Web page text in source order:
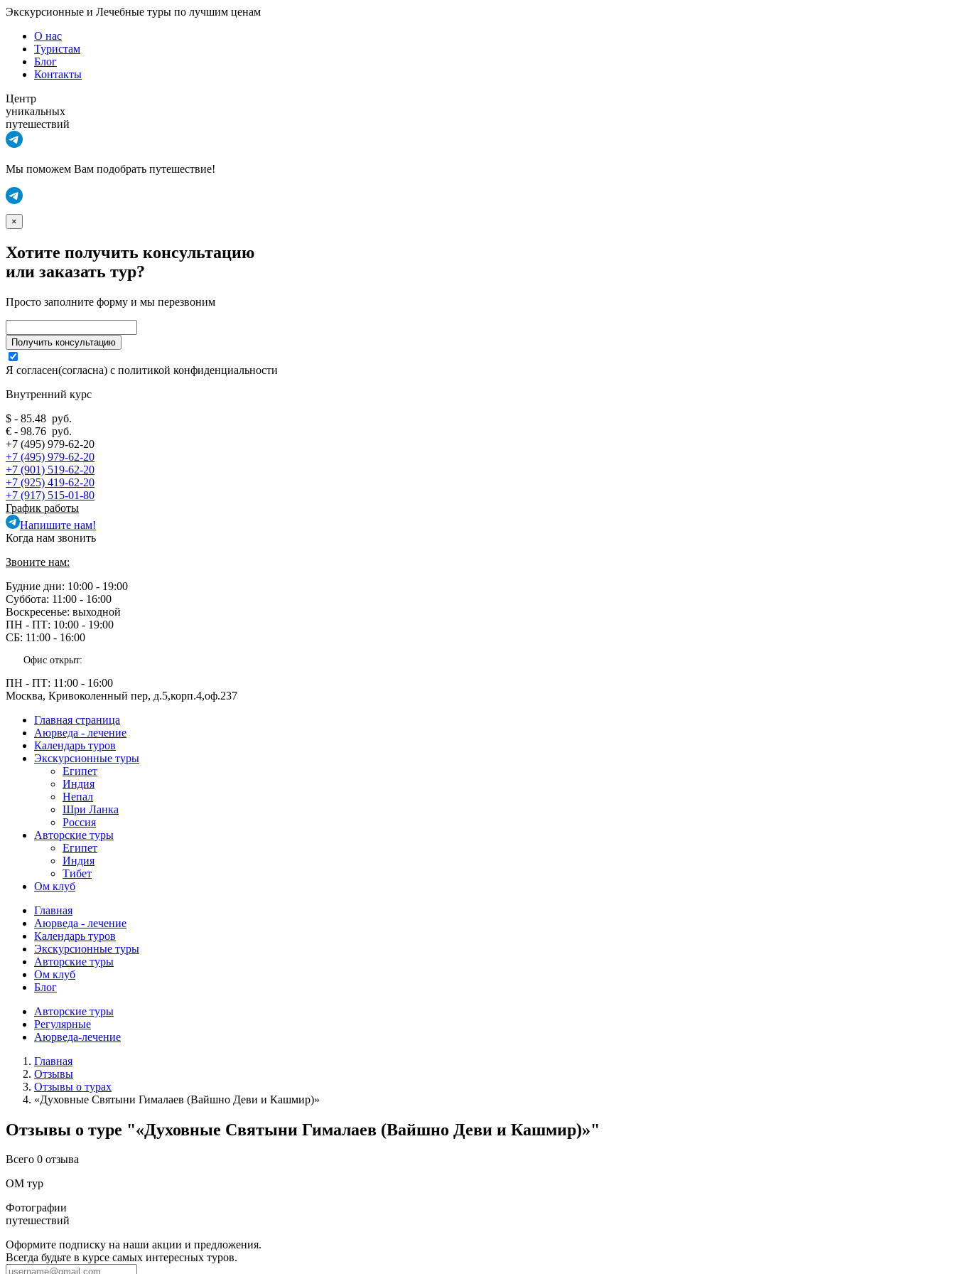
Экскурсионные и Лечебные туры по лучшим ценам
О нас
Туристам
Блог
Контакты
Центр
уникальных
путешествий
Мы поможем Вам подобрать путешествие!
×
Хотите получить консультацию
или заказать тур?
Просто заполните форму и мы перезвоним
Я согласен(согласна) с политикой конфиденциальности
Внутренний курс
$ - 85.48 руб.
€ - 98.76 руб.
+7 (495) 979-62-20
+7 (495) 979-62-20
+7 (901) 519-62-20
+7 (925) 419-62-20
+7 (917) 515-01-80
График работы
Напишите нам!
Когда нам звонить
Звоните нам:
Будние дни: 10:00 - 19:00
Суббота: 11:00 - 16:00
Воскресенье: выходной
ПН - ПТ: 10:00 - 19:00
СБ: 11:00 - 16:00
Офис открыт:
ПН - ПТ: 11:00 - 16:00
Москва, Кривоколенный пер, д.5,корп.4,оф.237
Главная страница
Аюрведа - лечение
Календарь туров
Экскурсионные туры
Египет
Индия
Непал
Шри Ланка
Россия
Авторские туры
Египет
Индия
Тибет
Ом клуб
Главная
Аюрведа - лечение
Календарь туров
Экскурсионные туры
Авторские туры
Ом клуб
Блог
Авторские туры
Регулярные
Аюрведа-лечение
Главная
Отзывы
Отзывы о турах
«Духовные Святыни Гималаев (Вайшно Деви и Кашмир)»
Отзывы о туре "«Духовные Святыни Гималаев (Вайшно Деви и Кашмир)»"
Всего 0 отзыва
ОМ тур
Фотографии
путешествий
Оформите подписку на наши акции и предложения.
Всегда будьте в курсе самых интересных туров.